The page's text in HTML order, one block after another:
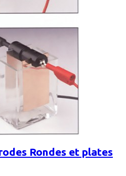
Rondes et plates